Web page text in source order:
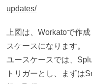
updates/
上図は、Workatoで作
スケースになります。
ユースケースでは、
トリガーとし、まずは